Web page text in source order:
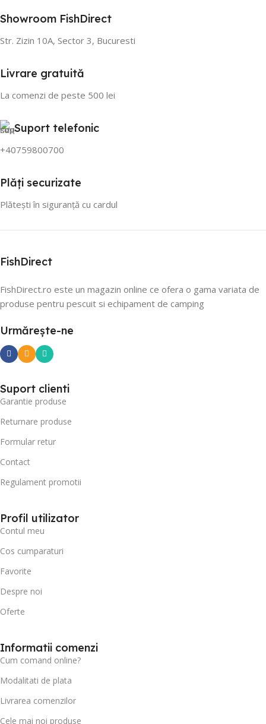
Showroom FishDirect
Str. Zizin 10A, Sector 3, Bucuresti
Livrare gratuită
La comenzi de peste 500 lei
Suport telefonic
+40759800700
Plăți securizate
Plătești în siguranță cu cardul
FishDirect
FishDirect.ro este un magazin online ce ofera o gama variata de
produse pentru pescuit si echipament de camping
Urmărește-ne
Suport clienti
Garantie produse
Returnare produse
Formular retur
Contact
Regulament promotii
Profil utilizator
Contul meu
Cos cumparaturi
Favorite
Despre noi
Oferte
Informatii comenzi
Cum comand online?
Modalitati de plata
Livrarea comenzilor
Cele mai noi produse